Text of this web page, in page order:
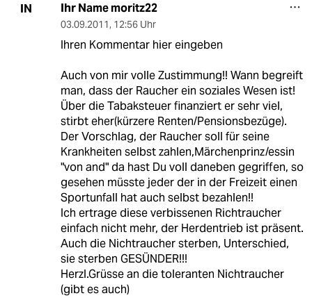
IN Ihr Name moritz22
03.09.2011, 12:56 Uhr
Ihren Kommentar hier eingeben
Auch von mir volle Zustimmung!! Wann begreift
man, dass der Raucher ein soziales Wesen ist!
Über die Tabaksteuer finanziert er sehr viel,
stirbt eher(kürzere Renten/Pensionsbezüge).
Der Vorschlag, der Raucher soll für seine
Krankheiten selbst zahlen,Märchenprinz/essin
"von and" da hast Du voll daneben gegriffen, so
gesehen müsste jeder der in der Freizeit einen
Sportunfall hat auch selbst bezahlen!!
Ich ertrage diese verbissenen Richtraucher
einfach nicht mehr, der Herdentrieb ist präsent.
Auch die Nichtraucher sterben, Unterschied,
sie sterben GESÜNDER!!!
Herzl.Grüsse an die toleranten Nichtraucher
(gibt es auch)